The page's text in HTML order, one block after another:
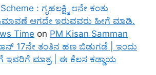
: ಗೃಹಲಕ್ಷ್ಮಿ ೮ನೇ ಕಂತು
ಆಗದೇ ಇರುವವರು ಹೀಗೆ ಮಾಡಿ.
Time on PM Kisan Samman
17ನೇ ತಂತಿನ ಹಣ ಬಿಡುಗಡೆ | ಇಂದು
ಇವರಿಗೆ ಮಾತ್ರ | ಈ ಕೆಲಸ ಕಡ್ಡಾಯ